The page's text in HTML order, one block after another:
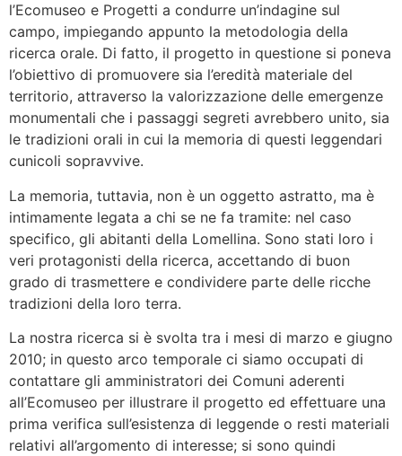
l’Ecomuseo e Progetti a condurre un’indagine sul
campo, impiegando appunto la metodologia della
ricerca orale. Di fatto, il progetto in questione si poneva
l’obiettivo di promuovere sia l’eredità materiale del
territorio, attraverso la valorizzazione delle emergenze
monumentali che i passaggi segreti avrebbero unito, sia
le tradizioni orali in cui la memoria di questi leggendari
cunicoli sopravvive.
La memoria, tuttavia, non è un oggetto astratto, ma è
intimamente legata a chi se ne fa tramite: nel caso
specifico, gli abitanti della Lomellina. Sono stati loro i
veri protagonisti della ricerca, accettando di buon
grado di trasmettere e condividere parte delle ricche
tradizioni della loro terra.
La nostra ricerca si è svolta tra i mesi di marzo e giugno
2010; in questo arco temporale ci siamo occupati di
contattare gli amministratori dei Comuni aderenti
all’Ecomuseo per illustrare il progetto ed effettuare una
prima verifica sull’esistenza di leggende o resti materiali
relativi all’argomento di interesse; si sono quindi